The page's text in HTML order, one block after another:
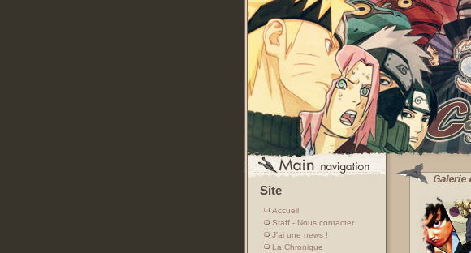
Site
Accueil
Staff - Nous contacter
J'ai une news !
La Chronique